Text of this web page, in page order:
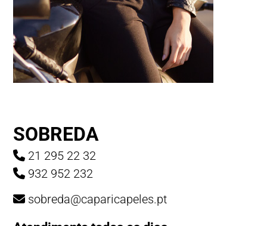
SOBREDA
21 295 22 32
932 952 232
sobreda@caparicapeles.pt